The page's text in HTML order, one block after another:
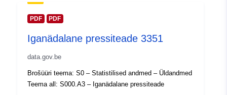
Geograafiline
ulatus:
] ]
Identifikaatorid: Q23580#ID
PDF PDF
Iganädalane pressiteade 3351
data.gov.be
Brošüüri teema: S0 – Statistilised andmed – Üldandmed
Teema all: S000.A3 – Iganädalane pressiteade